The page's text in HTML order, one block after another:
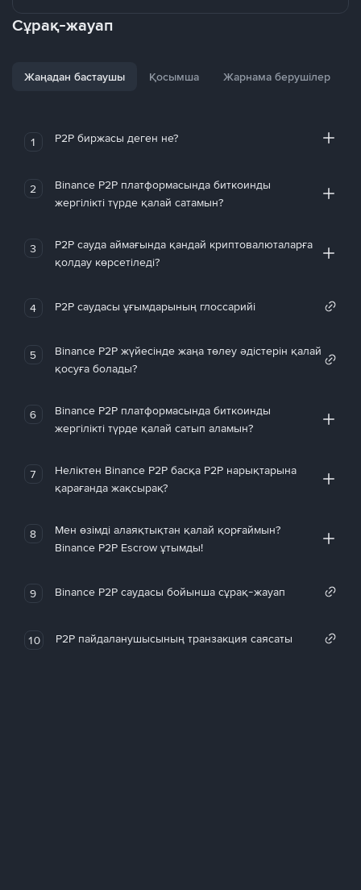
Сұрақ-жауап
Жаңадан бастаушы Қосымша Жарнама берушілер
1 P2P биржасы деген не?
2
Binance P2P платформасында биткоинды
жергілікті түрде қалай сатамын?
3
P2P сауда аймағында қандай криптовалюталарға
қолдау көрсетіледі?
4 P2P саудасы ұғымдарының глоссарийі
5
Binance P2P жүйесінде жаңа төлеу әдістерін қалай
қосуға болады?
6
Binance P2P платформасында биткоинды
жергілікті түрде қалай сатып аламын?
7
Неліктен Binance P2P басқа P2P нарықтарына
қарағанда жақсырақ?
8
Мен өзімді алаяқтықтан қалай қорғаймын?
Binance P2P Escrow ұтымды!
9 Binance P2P саудасы бойынша сұрақ-жауап
10 P2P пайдаланушысының транзакция саясаты